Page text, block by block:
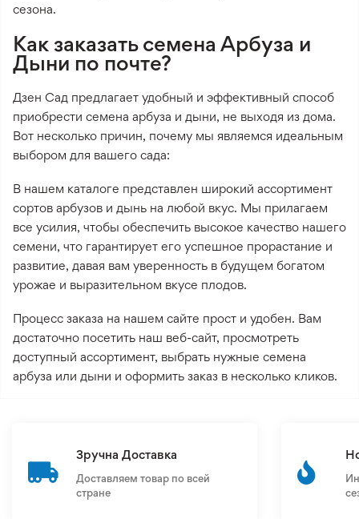
сезона.
Как заказать семена Арбуза и
Дыни по почте?
Дзен Сад предлагает удобный и эффективный способ
приобрести семена арбуза и дыни, не выходя из дома.
Вот несколько причин, почему мы являемся идеальным
выбором для вашего сада:
В нашем каталоге представлен широкий ассортимент
сортов арбузов и дынь на любой вкус. Мы прилагаем
все усилия, чтобы обеспечить высокое качество нашего
семени, что гарантирует его успешное прорастание и
развитие, давая вам уверенность в будущем богатом
урожае и выразительном вкусе плодов.
Процесс заказа на нашем сайте прост и удобен. Вам
достаточно посетить наш веб-сайт, просмотреть
доступный ассортимент, выбрать нужные семена
арбуза или дыни и оформить заказ в несколько кликов.
Зручна Доставка
Доставляем товар по всей
стране